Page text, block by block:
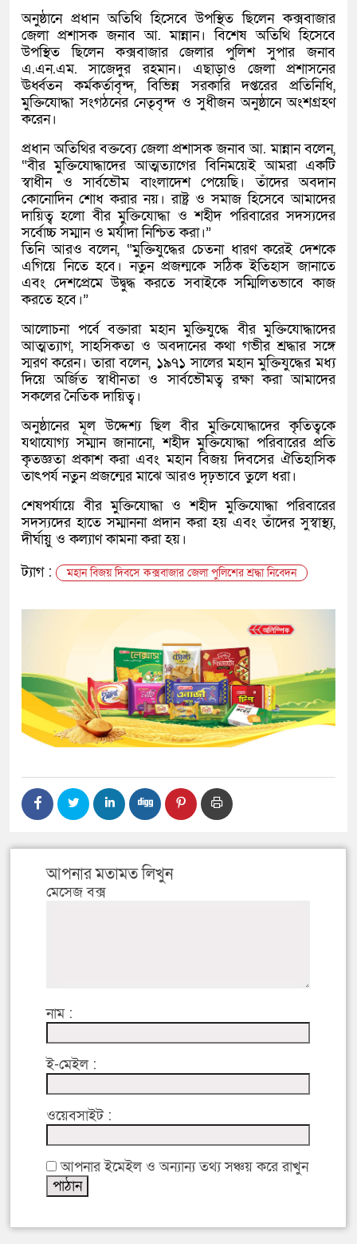
অনুষ্ঠানে প্রধান অতিথি হিসেবে উপস্থিত ছিলেন কক্সবাজার
জেলা প্রশাসক জনাব আ. মান্নান। বিশেষ অতিথি হিসেবে
উপস্থিত ছিলেন কক্সবাজার জেলার পুলিশ সুপার জনাব
এ.এন.এম. সাজেদুর রহমান। এছাড়াও জেলা প্রশাসনের
ঊর্ধ্বতন কর্মকর্তাবৃন্দ, বিভিন্ন সরকারি দপ্তরের প্রতিনিধি,
মুক্তিযোদ্ধা সংগঠনের নেতৃবৃন্দ ও সুধীজন অনুষ্ঠানে অংশগ্রহণ
করেন।
প্রধান অতিথির বক্তব্যে জেলা প্রশাসক জনাব আ. মান্নান বলেন,
“বীর মুক্তিযোদ্ধাদের আত্মত্যাগের বিনিময়েই আমরা একটি
স্বাধীন ও সার্বভৌম বাংলাদেশ পেয়েছি। তাঁদের অবদান
কোনোদিন শোধ করার নয়। রাষ্ট্র ও সমাজ হিসেবে আমাদের
দায়িত্ব হলো বীর মুক্তিযোদ্ধা ও শহীদ পরিবারের সদস্যদের
সর্বোচ্চ সম্মান ও মর্যাদা নিশ্চিত করা।”
তিনি আরও বলেন, “মুক্তিযুদ্ধের চেতনা ধারণ করেই দেশকে
এগিয়ে নিতে হবে। নতুন প্রজন্মকে সঠিক ইতিহাস জানাতে
এবং দেশপ্রেমে উদ্বুদ্ধ করতে সবাইকে সম্মিলিতভাবে কাজ
করতে হবে।”
আলোচনা পর্বে বক্তারা মহান মুক্তিযুদ্ধে বীর মুক্তিযোদ্ধাদের
আত্মত্যাগ, সাহসিকতা ও অবদানের কথা গভীর শ্রদ্ধার সঙ্গে
স্মরণ করেন। তারা বলেন, ১৯৭১ সালের মহান মুক্তিযুদ্ধের মধ্য
দিয়ে অর্জিত স্বাধীনতা ও সার্বভৌমত্ব রক্ষা করা আমাদের
সকলের নৈতিক দায়িত্ব।
অনুষ্ঠানের মূল উদ্দেশ্য ছিল বীর মুক্তিযোদ্ধাদের কৃতিত্বকে
যথাযোগ্য সম্মান জানানো, শহীদ মুক্তিযোদ্ধা পরিবারের প্রতি
কৃতজ্ঞতা প্রকাশ করা এবং মহান বিজয় দিবসের ঐতিহাসিক
তাৎপর্য নতুন প্রজন্মের মাঝে আরও দৃঢ়ভাবে তুলে ধরা।
শেষপর্যায়ে বীর মুক্তিযোদ্ধা ও শহীদ মুক্তিযোদ্ধা পরিবারের
সদস্যদের হাতে সম্মাননা প্রদান করা হয় এবং তাঁদের সুস্বাস্থ্য,
দীর্ঘায়ু ও কল্যাণ কামনা করা হয়।
ট্যাগ :
মহান বিজয় দিবসে কক্সবাজার জেলা পুলিশের শ্রদ্ধা নিবেদন
আপনার মতামত লিখুন
মেসেজ বক্স
নাম :
ই-মেইল :
ওয়েবসাইট :
আপনার ইমেইল ও অন্যান্য তথ্য সঞ্চয় করে রাখুন